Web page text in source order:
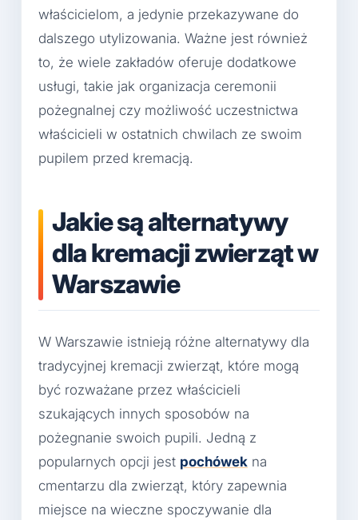
właścicielom, a jedynie przekazywane do
dalszego utylizowania. Ważne jest również
to, że wiele zakładów oferuje dodatkowe
usługi, takie jak organizacja ceremonii
pożegnalnej czy możliwość uczestnictwa
właścicieli w ostatnich chwilach ze swoim
pupilem przed kremacją.
Jakie są alternatywy
dla kremacji zwierząt w
Warszawie
W Warszawie istnieją różne alternatywy dla
tradycyjnej kremacji zwierząt, które mogą
być rozważane przez właścicieli
szukających innych sposobów na
pożegnanie swoich pupili. Jedną z
popularnych opcji jest pochówek na
cmentarzu dla zwierząt, który zapewnia
miejsce na wieczne spoczywanie dla